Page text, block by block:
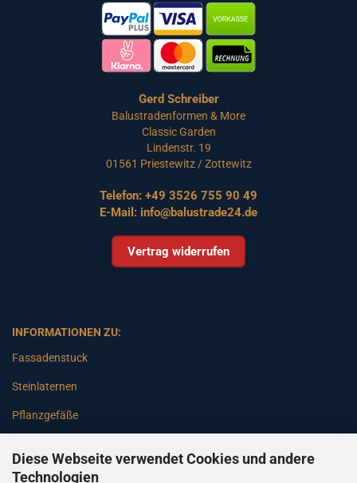
Diese Webseite verwendet Cookies und andere
Technologien
Gerd Schreiber
Balustradenformen & More
Classic Garden
Lindenstr. 19
01561 Priestewitz / Zottewitz
Telefon: +49 3526 755 90 49
E-Mail: info@balustrade24.de
Vertrag widerrufen
INFORMATIONEN ZU:
Fassadenstuck
Steinlaternen
Pflanzgefäße
Gartenbänke